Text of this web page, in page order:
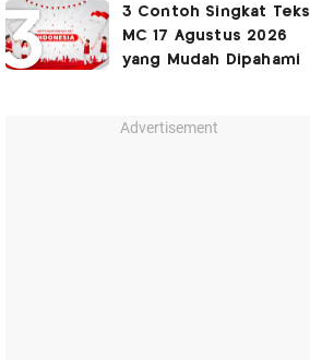
2026
3 Contoh Singkat Teks
MC 17 Agustus 2026
yang Mudah Dipahami
Advertisement